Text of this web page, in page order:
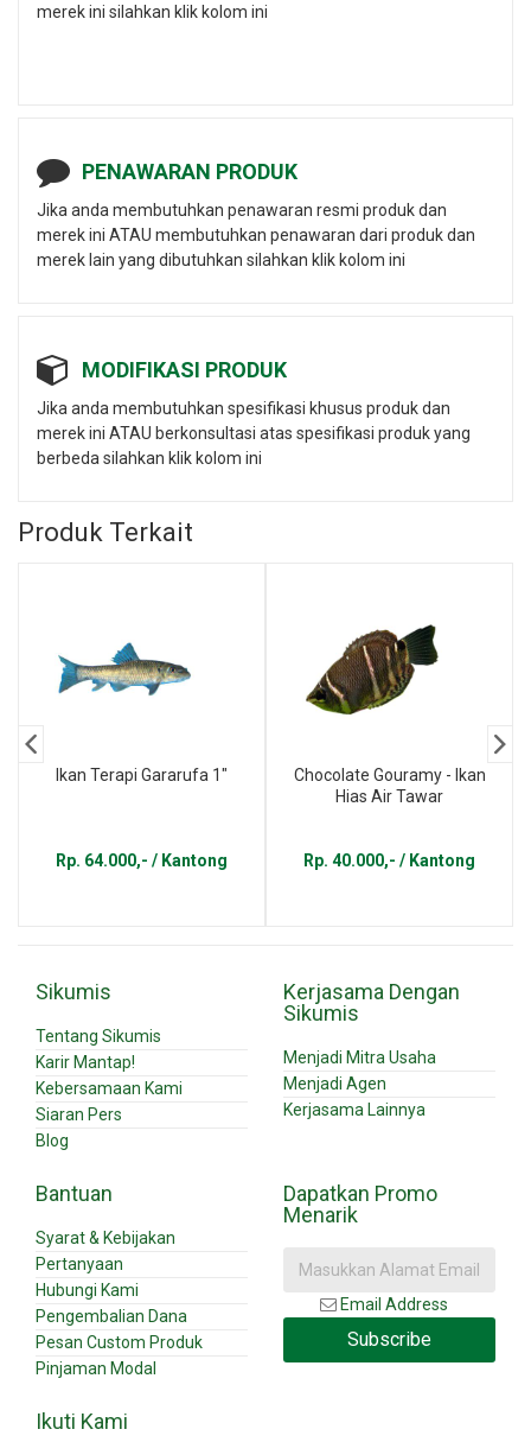
merek ini silahkan klik kolom ini
PENAWARAN PRODUK
Jika anda membutuhkan penawaran resmi produk dan
merek ini ATAU membutuhkan penawaran dari produk dan
merek lain yang dibutuhkan silahkan klik kolom ini
MODIFIKASI PRODUK
Jika anda membutuhkan spesifikasi khusus produk dan
merek ini ATAU berkonsultasi atas spesifikasi produk yang
berbeda silahkan klik kolom ini
Produk Terkait
Ikan Terapi Gararufa 1"
Rp. 64.000,- / Kantong
Chocolate Gouramy - Ikan
Hias Air Tawar
Rp. 40.000,- / Kantong
Sikumis
Tentang Sikumis
Karir Mantap!
Kebersamaan Kami
Siaran Pers
Blog
Kerjasama Dengan
Sikumis
Menjadi Mitra Usaha
Menjadi Agen
Kerjasama Lainnya
Bantuan
Syarat & Kebijakan
Pertanyaan
Hubungi Kami
Pengembalian Dana
Pesan Custom Produk
Pinjaman Modal
Dapatkan Promo
Menarik
Email Address
Subscribe
Ikuti Kami